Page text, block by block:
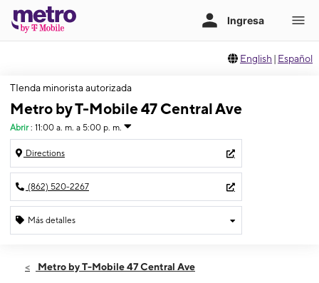
English | Español
TIenda minorista autorizada
Metro by T-Mobile 47 Central Ave
Abrir : 11:00 a. m. a 5:00 p. m.
Directions
(862) 520-2267
Más detalles
Domingo:11:00 a. m. a 5:00 p. m.
Metro by T-Mobile 47 Central Ave